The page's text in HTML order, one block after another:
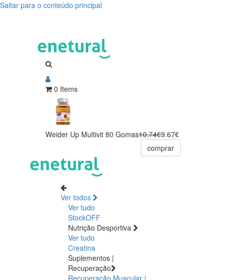
Saltar para o conteúdo principal
0 Items
Weider Up Multivit 80 Gomas10.74€9.67€
comprar
Ver todos
Ver tudo
StockOFF
Nutrição Desportiva
Ver tudo
Creatina
Suplementos |
Recuperação
Recuperação Muscular |